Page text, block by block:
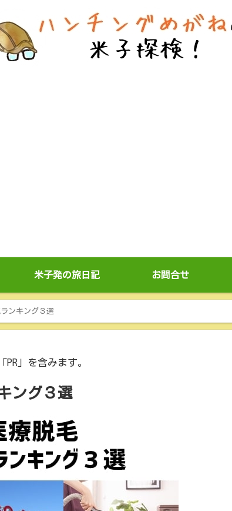
米子発の旅日記 お問合せ
ンキング３選
」を含みます。
ング３選